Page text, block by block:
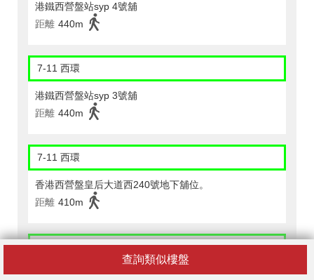
查詢類似樓盤
港鐵西營盤站syp 4號舖
距離 440m
7-11 西環
港鐵西營盤站syp 3號舖
距離 440m
7-11 西環
香港西營盤皇后大道西240號地下舖位。
距離 410m
CircleK - 西環 (544)
香港般咸道13-15號金寧大廈地下a號舖連低層地下